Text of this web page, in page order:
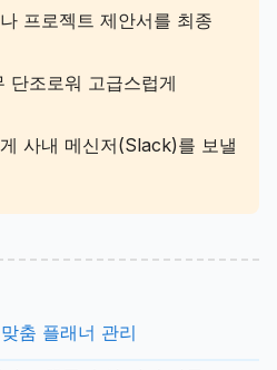
프로젝트 제안서를 최종
조로워 고급스럽게
사내 메신저(Slack)를 보낼
춤 플래너 관리